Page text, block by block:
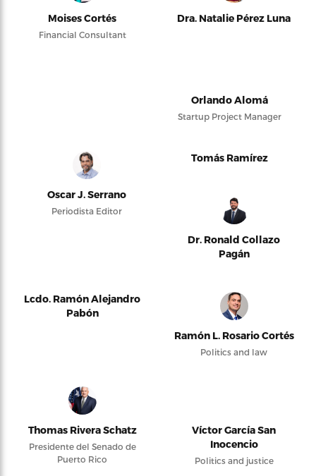
Moises Cortés
Financial Consultant
Dra. Natalie Pérez Luna
Orlando Alomá
Startup Project Manager
Oscar J. Serrano
Periodista Editor
Tomás Ramírez
Dr. Ronald Collazo
Pagán
Lcdo. Ramón Alejandro
Pabón
Ramón L. Rosario Cortés
Politics and law
Thomas Rivera Schatz
Presidente del Senado de
Puerto Rico
Víctor García San
Inocencio
Politics and justice